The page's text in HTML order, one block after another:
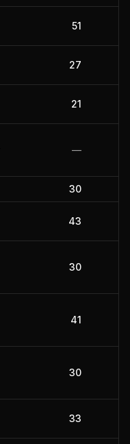
51
27
21
—
30
43
30
41
30
33